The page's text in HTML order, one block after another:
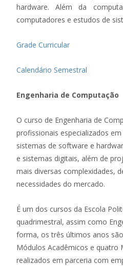
hardware. Além da
computadores e estudos de
Grade Curricular
Calendário Semestral
Engenharia de Computação
O curso de Engenharia de
profissionais especializados
sistemas de software e
e sistemas digitais, além de
mais diversas complexidades,
necessidades do mercado.
É um dos cursos da Escola
quadrimestral, assim como
forma, os três últimos anos
Módulos Acadêmicos e quatro
realizados em parceria com